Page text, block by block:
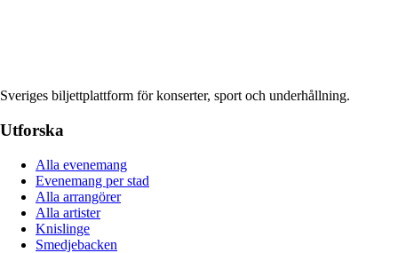
Sveriges biljettplattform för konserter, sport och underhållning.
Utforska
Alla evenemang
Evenemang per stad
Alla arrangörer
Alla artister
Knislinge
Smedjebacken